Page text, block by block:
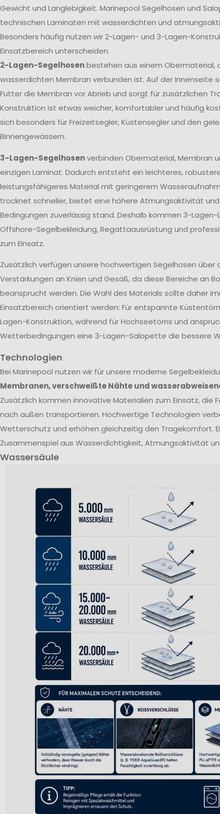
Gewicht und Langlebigkeit. Marinepool Segelhosen und
technischen Laminaten mit wasserdichten und
Besonders häufig nutzen wir 2-Lagen- und 3-Lagen-
Einsatzbereich unterscheiden.
2-Lagen-Segelhosenbestehen aus einem Obermaterial,
wasserdichten Membran verbunden ist. Auf der Innenseite
Futter die Membran vor Abrieb und sorgt für zusätzlichen
Konstruktion ist etwas weicher, komfortabler und häufig
sich besonders für Freizeitsegler, Küstensegler und den
Binnengewässern.
3-Lagen-Segelhosenverbinden Obermaterial, Membran
einzigen Laminat. Dadurch entsteht ein leichteres,
leistungsfähigeres Material mit geringerem
trocknet schneller, bietet eine höhere Atmungsaktivität
Bedingungen zuverlässig stand. Deshalb kommen 3-
Offshore-Segelbekleidung, Regattaausrüstung und
zum Einsatz.
Zusätzlich verfügen unsere hochwertigen Segelhosen über
Verstärkungen an Knien und Gesäß, da diese Bereiche an
beansprucht werden. Die Wahl des Materials sollte daher
Einsatzbereich orientiert werden: Für entspannte
Lagen-Konstruktion, während für Hochseetörns und
Wetterbedingungen eine 3-Lagen-Salopette die bessere
Technologien
Bei Marinepool nutzen wir für unsere moderne
Membranen, verschweißte Nähte und
Zusätzlich kommen innovative Materialien zum Einsatz, die
nach außen transportieren. Hochwertige Technologien
Wetterschutz und erhöhen gleichzeitig den Tragekomfort.
Zusammenspiel aus Wasserdichtigkeit, Atmungsaktivität
Wassersäule